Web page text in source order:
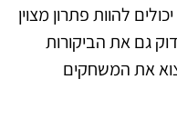
להוות פתרון מצוין
גם את הביקורות
את המשחקים